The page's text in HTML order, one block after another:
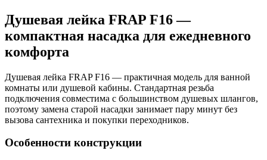
Душевая лейка FRAP F16 —
компактная насадка для ежедневного
комфорта
Душевая лейка FRAP F16 — практичная модель для ванной
комнаты или душевой кабины. Стандартная резьба
подключения совместима с большинством душевых шлангов,
поэтому замена старой насадки занимает пару минут без
вызова сантехника и покупки переходников.
Особенности конструкции